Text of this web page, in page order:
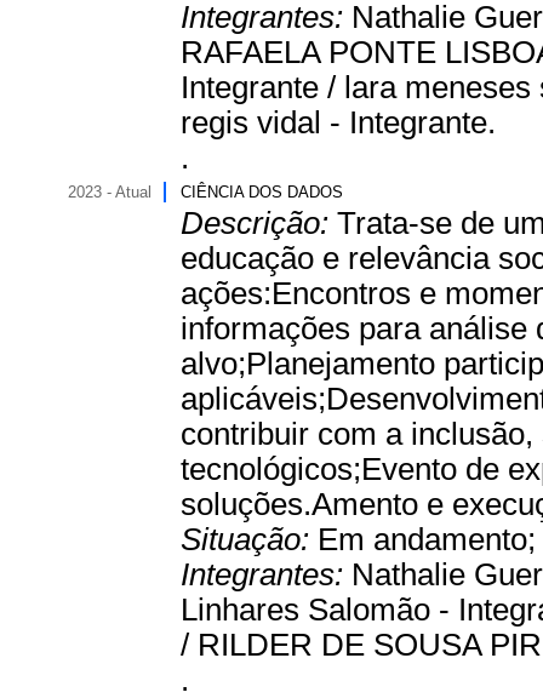
Integrantes: Nathalie
RAFAELA PONTE
Integrante / lara
regis vidal - Integrante.
.
2023 - Atual CIÊNCIA DOS DADOS
Descrição: Trata-se de
educação e relevância
ações:Encontros e
informações para análise
alvo;Planejamento
contribuir com a
tecnológicos;Evento de
soluções.Amento e
Situação: Em andamento;
Integrantes: Nathalie
Linhares Salomão -
/ RILDER DE SOUSA
.